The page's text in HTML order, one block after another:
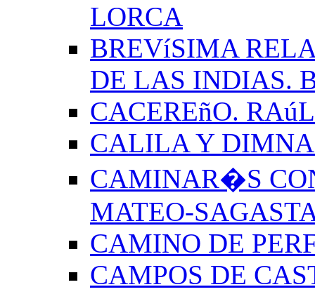
LORCA
BREVíSIMA
DE LAS INDIAS.
CACEREñO.
CALILA Y
CAMINAR�S
MATEO-
CAMINO DE
CAMPOS DE